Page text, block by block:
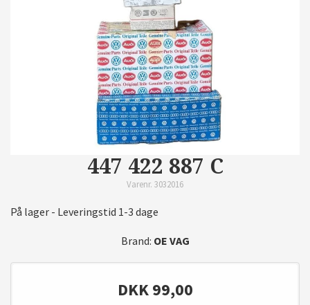
447 422 887 C
Varenr. 3032016
På lager - Leveringstid 1-3 dage
Brand: OE VAG
DKK 99,00